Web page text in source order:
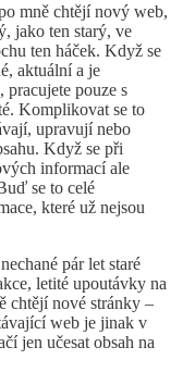
mně chtějí nový web,
jako ten starý, ve
ten háček. Když se
aktuální a je
pouze s
Komplikovat se to
upravují nebo
Když se při
informací ale
se to celé
které už nejsou
pár let staré
letité upoutávky na
chtějí nové stránky –
web je jinak v
jen učesat obsah na